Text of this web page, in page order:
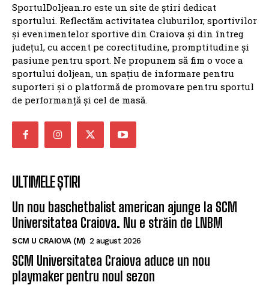
SportulDoljean.ro este un site de știri dedicat
sportului. Reflectăm activitatea cluburilor, sportivilor
și evenimentelor sportive din Craiova și din întreg
județul, cu accent pe corectitudine, promptitudine și
pasiune pentru sport. Ne propunem să fim o voce a
sportului doljean, un spațiu de informare pentru
suporteri și o platformă de promovare pentru sportul
de performanță și cel de masă.
ULTIMELE ȘTIRI
Un nou baschetbalist american ajunge la SCM
Universitatea Craiova. Nu e străin de LNBM
SCM U CRAIOVA (M) 2 august 2026
SCM Universitatea Craiova aduce un nou
playmaker pentru noul sezon